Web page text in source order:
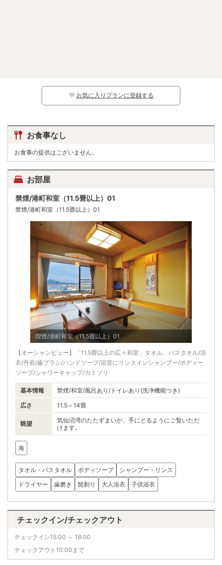
お気に入りプランに登録する
お食事なし
お食事の提供はございません。
お部屋
禁煙/港町和室（11.5畳以上）01
禁煙/港町和室（11.5畳以上）01
喫煙/港町和室（11.5畳以上）01
【オーシャンビュー】「11.5畳以上の広々和室」タオル、バスタオル/浴
衣/丹前/歯ブラシ/ハンドソープ/浴室にリンスインシャンプー/ボディー
ソープ/シャワーキャップ/カミソリ
基本情報
禁煙/和室/風呂あり/トイレあり(洗浄機能つき)
広さ
11.5～14畳
眺望
気仙沼湾のたたずまいが、手にとるようにご覧いただ
けます。
海
タオル・バスタオル ボディソープ
シャンプー・リンス
ドライヤー
歯磨き 髭剃り 大人浴衣 子供浴衣
チェックイン/チェックアウト
チェックイン15:00 ～ 18:00
チェックアウト10:00まで